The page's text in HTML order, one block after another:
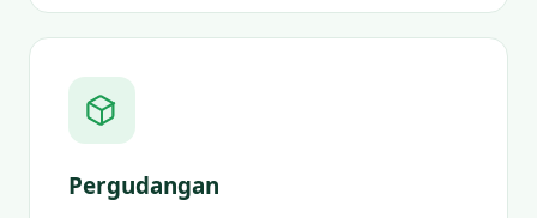
Pergudangan